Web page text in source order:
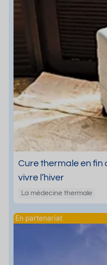
Cure thermale en fin
vivre l’hiver
La médecine thermale